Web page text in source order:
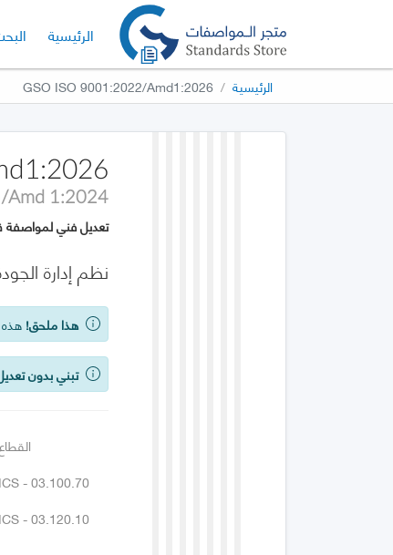
الرئيسيةالإصدار
الرئيسية GSO ISO 9001:2022/Amd1:2026
Amd 1:2024
تعديل فني لمواصفة
نظم إدارة
هذا ملحق!
تبني بدون
ICS - 03.100.70
ICS - 03.120.10